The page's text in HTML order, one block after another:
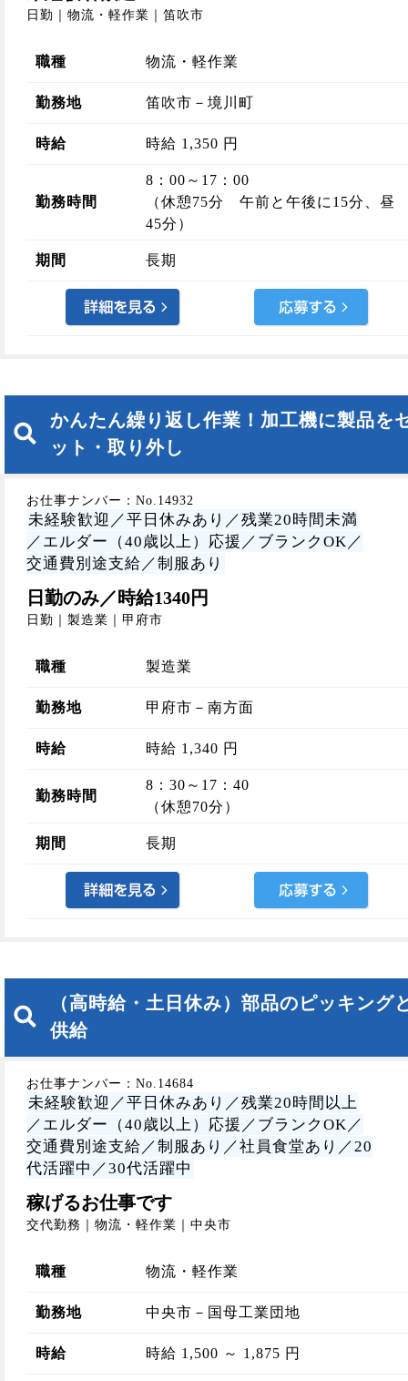
日勤｜物流・軽作業｜笛吹市
職種 物流・軽作業
勤務地 笛吹市－境川町
時給 時給 1,350 円
勤務時間
8：00～17：00
（休憩75分 午前と午後に15分、昼
45分）
期間 長期
かんたん繰り返し作業！加工機に製品を
ット・取り外し
お仕事ナンバー：No.14932
未経験歓迎／平日休みあり／残業20時間未満
／エルダー（40歳以上）応援／ブランクOK／
交通費別途支給／制服あり
日勤のみ／時給1340円
日勤｜製造業｜甲府市
職種 製造業
勤務地 甲府市－南方面
時給 時給 1,340 円
勤務時間
8：30～17：40
（休憩70分）
期間 長期
（高時給・土日休み）部品のピッキング
供給
お仕事ナンバー：No.14684
未経験歓迎／平日休みあり／残業20時間以上
／エルダー（40歳以上）応援／ブランクOK／
交通費別途支給／制服あり／社員食堂あり／20
代活躍中／30代活躍中
稼げるお仕事です
交代勤務｜物流・軽作業｜中央市
職種 物流・軽作業
勤務地 中央市－国母工業団地
時給 時給 1,500 ～ 1,875 円